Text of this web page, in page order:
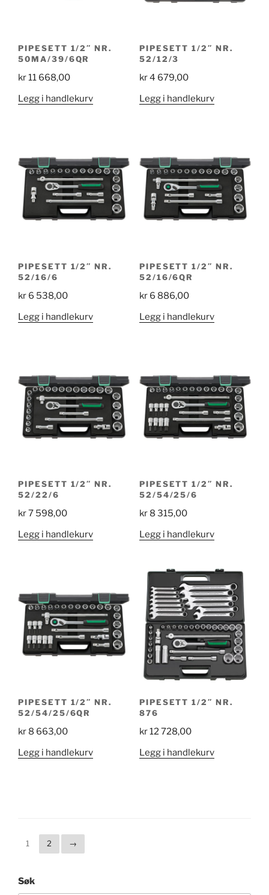
PIPESETT 1/2″ NR.
50MA/39/6QR
kr11 668,00
Legg i handlekurv
PIPESETT 1/2″ NR.
52/12/3
kr4 679,00
Legg i handlekurv
PIPESETT 1/2″ NR.
52/16/6
kr 6 538,00
Legg i handlekurv
PIPESETT 1/2″ NR.
52/16/6QR
kr6 886,00
Legg i handlekurv
PIPESETT 1/2″ NR.
52/22/6
kr7 598,00
Legg i handlekurv
PIPESETT 1/2″ NR.
52/54/25/6
kr8 315,00
Legg i handlekurv
PIPESETT 1/2″ NR.
52/54/25/6QR
kr 8 663,00
Legg i handlekurv
PIPESETT 1/2″ NR.
876
kr12 728,00
Legg i handlekurv
1 2 →
Søk